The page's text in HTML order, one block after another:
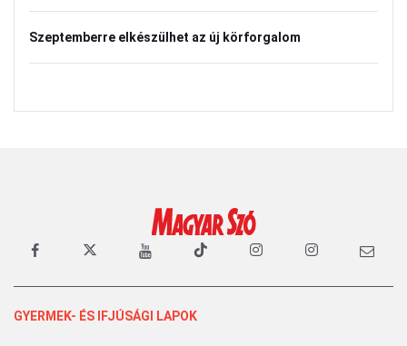
Szeptemberre elkészülhet az új körforgalom
GYERMEK- ÉS IFJÚSÁGI LAPOK